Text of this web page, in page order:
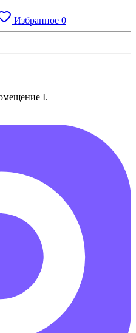
Избранное 0
I.